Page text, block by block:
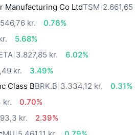
Manufacturing Co LtdTSM 2.661,65
kr.
0.76%
5.68%
3.827,85 kr.
6.02%
kr.
3.49%
Class BBRK.B 3.334,12 kr.
0.31%
kr.
0.70%
kr.
2.39%